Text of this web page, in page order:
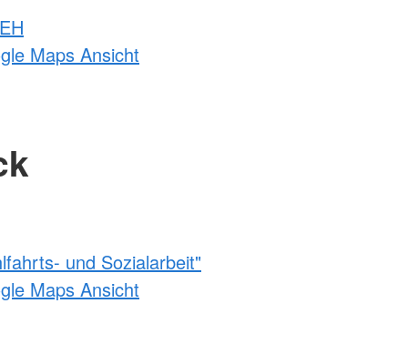
Maps Ansicht
und Sozialarbeit"
Maps Ansicht